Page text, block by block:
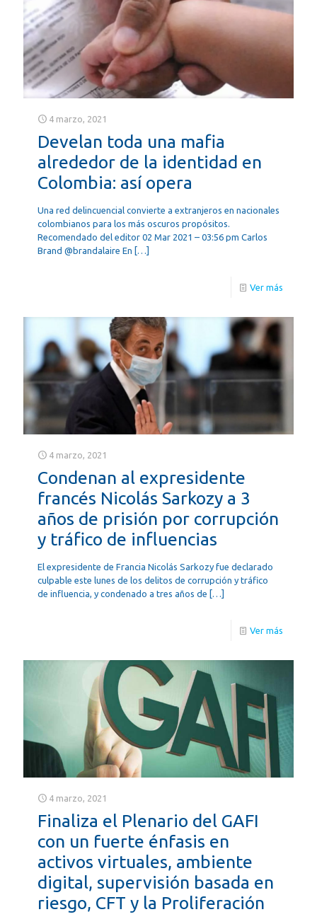
4 marzo, 2021
Develan toda una mafia
alrededor de la identidad en
Colombia: así opera
Una red delincuencial convierte a extranjeros en nacionales
colombianos para los más oscuros propósitos.
Recomendado del editor 02 Mar 2021 – 03:56 pm Carlos
Brand @brandalaire En […]
Ver más
4 marzo, 2021
Condenan al expresidente
francés Nicolás Sarkozy a 3
años de prisión por corrupción
y tráfico de influencias
El expresidente de Francia Nicolás Sarkozy fue declarado
culpable este lunes de los delitos de corrupción y tráfico
de influencia, y condenado a tres años de […]
Ver más
4 marzo, 2021
Finaliza el Plenario del GAFI
con un fuerte énfasis en
activos virtuales, ambiente
digital, supervisión basada en
riesgo, CFT y la Proliferación